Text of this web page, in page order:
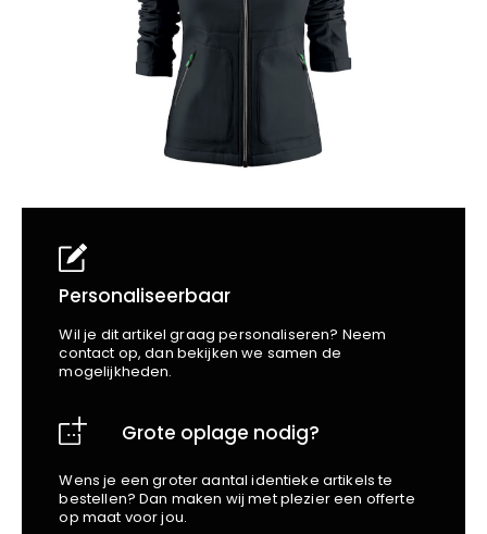
Business Wellness Kapper
Beechfield
Blakläder
Edge Safety
Harvest
Heckel
Hydrowear
Jassz
Kariban
Personaliseerbaar
Wil je dit artikel graag personaliseren? Neem
contact op, dan bekijken we samen de
mogelijkheden.
Grote oplage nodig?
Wens je een groter aantal identieke artikels te
bestellen? Dan maken wij met plezier een offerte
op maat voor jou.